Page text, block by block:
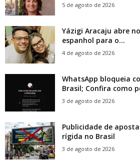
5 de agosto de 2026
Yázigi Aracaju abre
espanhol para o...
4 de agosto de 2026
WhatsApp bloqueia
Brasil; Confira como
3 de agosto de 2026
Publicidade de
rígida no Brasil
3 de agosto de 2026